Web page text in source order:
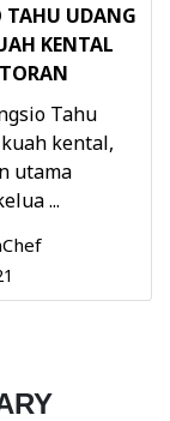
UDANG
KENTAL
Tahu
kental,
utama
...